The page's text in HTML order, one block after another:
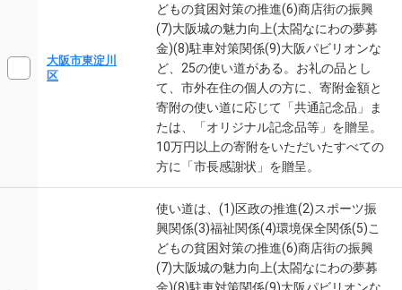
大阪市東淀川
区
どもの貧困対策の推進(6)商店街の振興
(7)大阪城の魅力向上(太閤なにわの夢募
金)(8)駐車対策関係(9)大阪パビリオンな
ど、25の使い道がある。お礼の品とし
て、市外在住の個人の方に、寄附金額と
寄附の使い道に応じて「共通記念品」ま
たは、「オリジナル記念品等」を贈呈。
10万円以上の寄附をいただいたすべての
方に「市長感謝状」を贈呈。
使い道は、(1)区政の推進(2)スポーツ振
興関係(3)福祉関係(4)環境保全関係(5)こ
どもの貧困対策の推進(6)商店街の振興
(7)大阪城の魅力向上(太閤なにわの夢募